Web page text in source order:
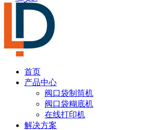
首页
产品中心
阀口袋制筒机
阀口袋糊底机
在线打印机
解决方案